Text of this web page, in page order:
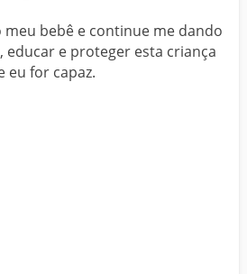
meu bebê e continue me dando
educar e proteger esta criança
eu for capaz.